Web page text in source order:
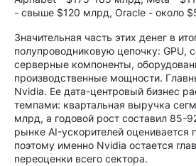
- свыше $120 млрд, Oracle - около
Значительная часть этих денег в
полупроводниковую цепочку: GPU,
серверные компоненты,
производственные мощности.
Nvidia. Ее дата-центровый бизнес
темпами: квартальная выручка
млрд, а годовой рост составил 85-
рынке AI-ускорителей оценивается
поэтому именно Nvidia остается
переоценки всего сектора.